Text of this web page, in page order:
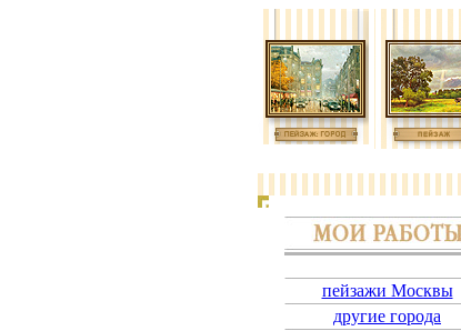
пейзажи Москвы
другие города